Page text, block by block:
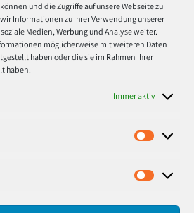
und die Zugriffe auf unsere Webseite zu
Informationen zu Ihrer Verwendung unserer
Medien, Werbung und Analyse weiter.
möglicherweise mit weiteren Daten
haben oder die sie im Rahmen Ihrer
haben.
Immer aktiv